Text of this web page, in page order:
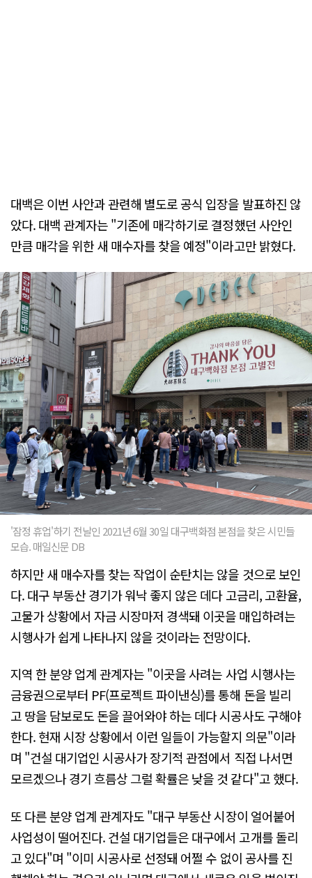
대백은 이번 사안과 관련해 별도로 공식 입장을 발표하진 않
았다. 대백 관계자는 "기존에 매각하기로 결정했던 사안인
만큼 매각을 위한 새 매수자를 찾을 예정"이라고만 밝혔다.
'잠정 휴업'하기 전날인 2021년 6월 30일 대구백화점 본점을 찾은 시민들
모습. 매일신문 DB
하지만 새 매수자를 찾는 작업이 순탄치는 않을 것으로 보인
다. 대구 부동산 경기가 워낙 좋지 않은 데다 고금리, 고환율,
고물가 상황에서 자금 시장마저 경색돼 이곳을 매입하려는
시행사가 쉽게 나타나지 않을 것이라는 전망이다.
지역 한 분양 업계 관계자는 "이곳을 사려는 사업 시행사는
금융권으로부터 PF(프로젝트 파이낸싱)를 통해 돈을 빌리
고 땅을 담보로도 돈을 끌어와야 하는 데다 시공사도 구해야
한다. 현재 시장 상황에서 이런 일들이 가능할지 의문"이라
며 "건설 대기업인 시공사가 장기적 관점에서 직접 나서면
모르겠으나 경기 흐름상 그럴 확률은 낮을 것 같다"고 했다.
또 다른 분양 업계 관계자도 "대구 부동산 시장이 얼어붙어
사업성이 떨어진다. 건설 대기업들은 대구에서 고개를 돌리
고 있다"며 "이미 시공사로 선정돼 어쩔 수 없이 공사를 진